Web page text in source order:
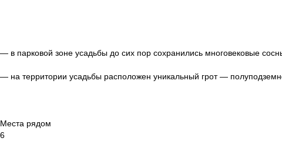
— в парковой зоне усадьбы до сих пор сохранились многовековые
— на территории усадьбы расположен уникальный грот —
Места рядом
6